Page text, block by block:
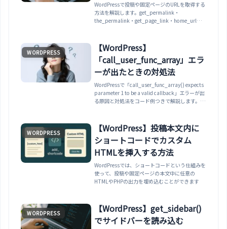
WordPressで投稿や固定ページのURLを取得する
方法を解説します。get_permalink・
the_permalink・get_page_link・home_urlの
WORDPRESS
【WordPress】
「call_user_func_array」エラ
ーが出たときの対処法
WordPressで「call_user_func_array() expects
parameter 1 to be a valid callback」エラーが出
る原因と対処法をコード例つきで解説します。関
し方とfunction_existsガードによる予防策を紹
介します。
WORDPRESS
【WordPress】投稿本文内に
ショートコードでカスタム
HTMLを挿入する方法
WordPressでは、ショートコードという仕組みを
使って、投稿や固定ページの本文中に任意の
HTMLやPHPの出力を埋め込むことができます
WORDPRESS
【WordPress】get_sidebar()
でサイドバーを読み込む